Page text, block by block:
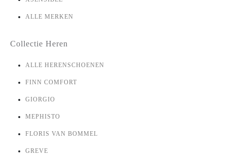
ALLE MERKEN
Collectie Heren
ALLE HERENSCHOENEN
FINN COMFORT
GIORGIO
MEPHISTO
FLORIS VAN BOMMEL
GREVE